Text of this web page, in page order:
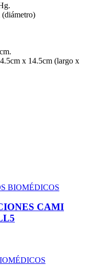
(diámetro)
x 14.5cm (largo x
BIOMÉDICOS
CAMI